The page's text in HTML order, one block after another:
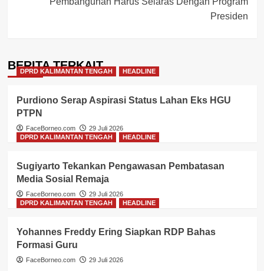
Presiden
BERITA TERKAIT
DPRD KALIMANTAN TENGAH HEADLINE
Purdiono Serap Aspirasi Status Lahan Eks HGU
PTPN
FaceBorneo.com
29 Juli 2026
DPRD KALIMANTAN TENGAH
HEADLINE
Sugiyarto Tekankan Pengawasan Pembatasan
Media Sosial Remaja
FaceBorneo.com
29 Juli 2026
DPRD KALIMANTAN TENGAH
HEADLINE
Yohannes Freddy Ering Siapkan RDP Bahas
Formasi Guru
FaceBorneo.com 29 Juli 2026